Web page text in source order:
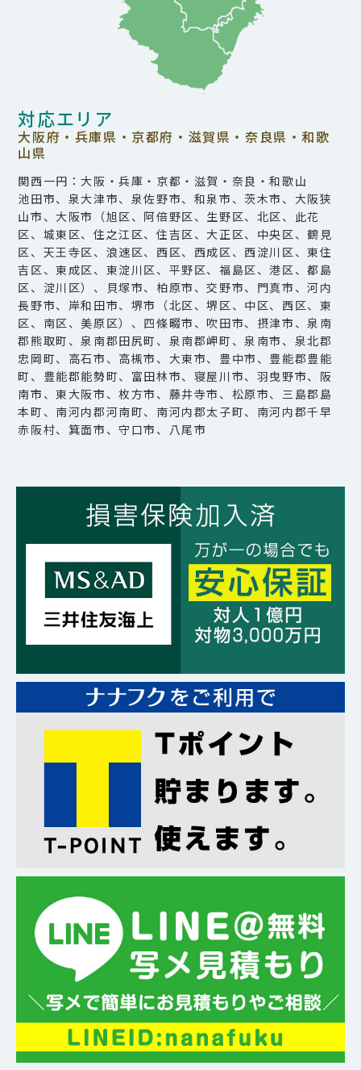
対応エリア
大阪府・兵庫県・京都府・滋賀県・奈良県・和歌
山県
関西一円：大阪・兵庫・京都・滋賀・奈良・和歌山
池田市、泉大津市、泉佐野市、和泉市、茨木市、大阪狭
山市、大阪市（旭区、阿倍野区、生野区、北区、此花
区、城東区、住之江区、住吉区、大正区、中央区、鶴見
区、天王寺区、浪速区、西区、西成区、西淀川区、東住
吉区、東成区、東淀川区、平野区、福島区、港区、都島
区、淀川区）、貝塚市、柏原市、交野市、門真市、河内
長野市、岸和田市、堺市（北区、堺区、中区、西区、東
区、南区、美原区）、四條畷市、吹田市、摂津市、泉南
郡熊取町、泉南郡田尻町、泉南郡岬町、泉南市、泉北郡
忠岡町、高石市、高槻市、大東市、豊中市、豊能郡豊能
町、豊能郡能勢町、富田林市、寝屋川市、羽曳野市、阪
南市、東大阪市、枚方市、藤井寺市、松原市、三島郡島
本町、南河内郡河南町、南河内郡太子町、南河内郡千早
赤阪村、箕面市、守口市、八尾市